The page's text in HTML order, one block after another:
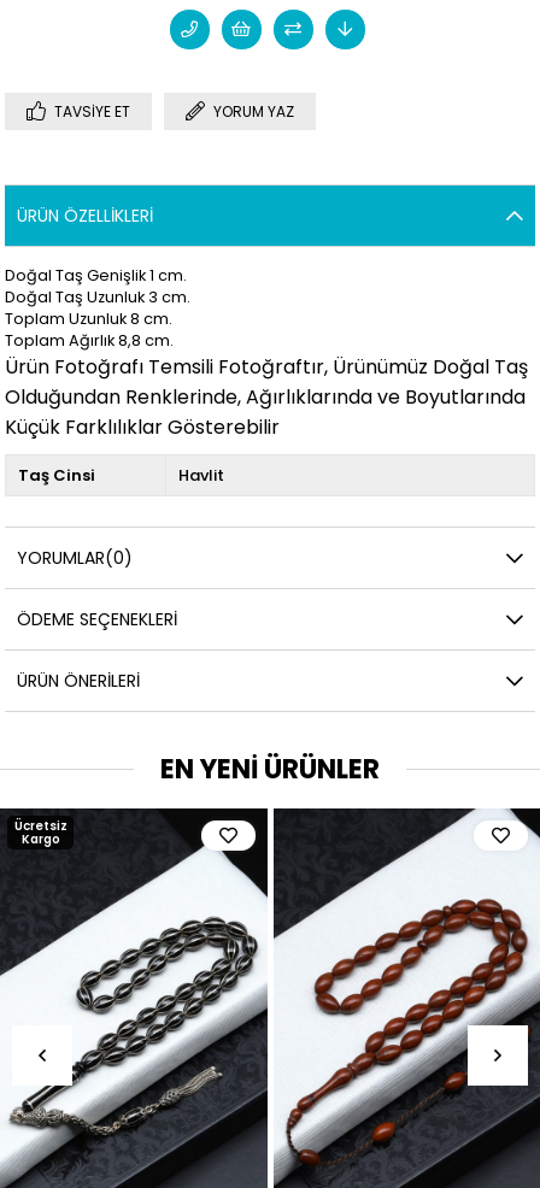
TAVSIYE ET YORUM YAZ
ÜRÜN ÖZELLIKLERI
Doğal Taş Genişlik 1 cm.
Doğal Taş Uzunluk 3 cm.
Toplam Uzunluk 8 cm.
Toplam Ağırlık 8,8 cm.
Ürün Fotoğrafı Temsili Fotoğraftır, Ürünümüz Doğal Taş
Olduğundan Renklerinde, Ağırlıklarında ve Boyutlarında
Küçük Farklılıklar Gösterebilir
Taş Cinsi Havlit
YORUMLAR(0)
ÖDEME SEÇENEKLERI
ÜRÜN ÖNERILERI
EN YENİ ÜRÜNLER
Ücretsiz
Kargo